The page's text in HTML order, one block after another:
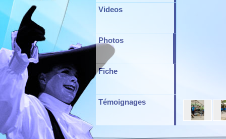
Videos
Photos
Fiche
Témoignages